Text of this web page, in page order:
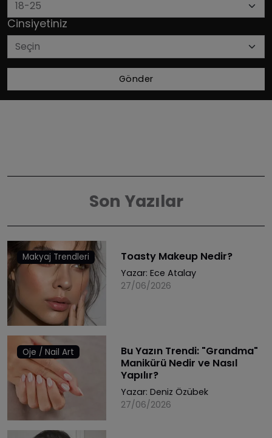
Cinsiyetiniz
Gönder
Son Yazılar
Makyaj Trendleri Toasty Makeup Nedir?
Yazar: Ece Atalay
27/06/2026
Oje / Nail Art
Bu Yazın Trendi: "Grandma"
Manikürü Nedir ve Nasıl
Yapılır?
Yazar: Deniz Özübek
27/06/2026